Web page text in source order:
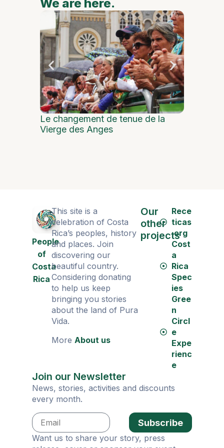
We are here.
Le changement de tenue de la
Vierge des Anges
People
of
Costa
Rica
This site is a
celebration of Costa
Rica’s peoples, history
and places. Join
discovering our
beautiful country.
Considering donating
to help us keep
bringing you stories
about the land of Pura
Vida.
More About us
Our
other
projects
Rece
ticas
.org
Cost
a
Rica
Spec
ies
Gree
n
Circl
e
Expe
rienc
e
Join our Newsletter
News, stories, activities and discounts
every month.
Subscribe
Want us to share your story, press